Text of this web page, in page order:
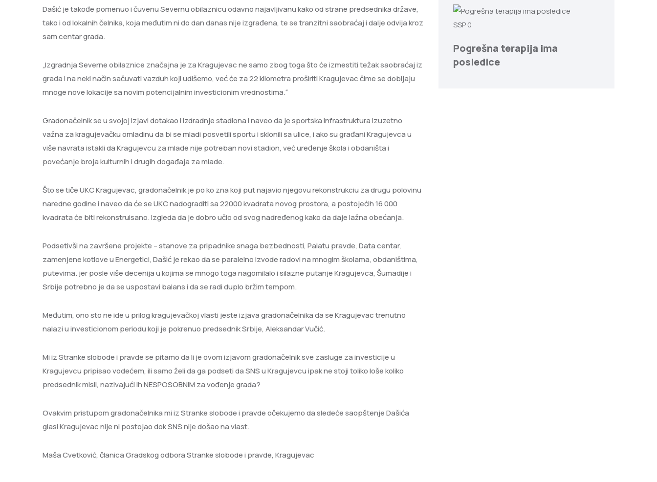
Dašić je takođe pomenuo i čuvenu Severnu obilaznicu odavno najavljivanu kako od strane predsednika države,
tako i od lokalnih čelnika, koja međutim ni do dan danas nije izgrađena, te se tranzitni saobraćaj i dalje odvija kroz
sam centar grada.
„Izgradnja Severne obilaznice značajna je za Kragujevac ne samo zbog toga što će izmestiti težak saobraćaj iz
grada i na neki način sačuvati vazduh koji udišemo, već će za 22 kilometra proširiti Kragujevac čime se dobijaju
mnoge nove lokacije sa novim potencijalnim investicionim vrednostima.“
Gradonačelnik se u svojoj izjavi dotakao i izdradnje stadiona i naveo da je sportska infrastruktura izuzetno
važna za kragujevačku omladinu da bi se mladi posvetili sportu i sklonili sa ulice, i ako su građani Kragujevca u
više navrata istakli da Kragujevcu za mlade nije potreban novi stadion, već uređenje škola i obdaništa i
povećanje broja kulturnih i drugih događaja za mlade.
Što se tiče UKC Kragujevac, gradonačelnik je po ko zna koji put najavio njegovu rekonstrukciu za drugu polovinu
naredne godine i naveo da će se UKC nadograditi sa 22000 kvadrata novog prostora, a postojećih 16 000
kvadrata će biti rekonstruisano. Izgleda da je dobro učio od svog nadređenog kako da daje lažna obećanja.
Podsetivši na završene projekte – stanove za pripadnike snaga bezbednosti, Palatu pravde, Data centar,
zamenjene kotlove u Energetici, Dašić je rekao da se paralelno izvode radovi na mnogim školama, obdaništima,
putevima. jer posle više decenija u kojima se mnogo toga nagomilalo i silazne putanje Kragujevca, Šumadije i
Srbije potrebno je da se uspostavi balans i da se radi duplo bržim tempom.
Međutim, ono sto ne ide u prilog kragujevačkoj vlasti jeste izjava gradonačelnika da se Kragujevac trenutno
nalazi u investicionom periodu koji je pokrenuo predsednik Srbije, Aleksandar Vučić.
Mi iz Stranke slobode i pravde se pitamo da li je ovom izjavom gradonačelnik sve zasluge za investicije u
Kragujevcu pripisao vodećem, ili samo želi da ga podseti da SNS u Kragujevcu ipak ne stoji toliko loše koliko
predsednik misli, nazivajući ih NESPOSOBNIM za vođenje grada?
Ovakvim pristupom gradonačelnika mi iz Stranke slobode i pravde očekujemo da sledeće saopštenje Dašića
glasi Kragujevac nije ni postojao dok SNS nije došao na vlast.
Maša Cvetković, članica Gradskog odbora Stranke slobode i pravde, Kragujevac
SSP0
Pogrešna terapija ima
posledice